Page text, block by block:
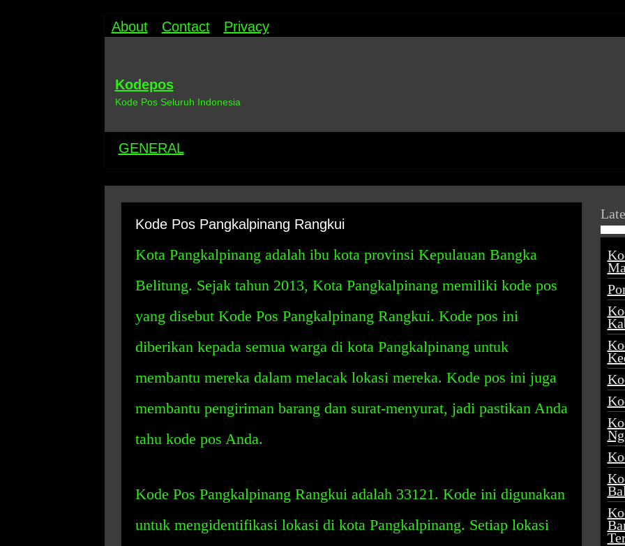
About Contact Privacy
Kodepos
Kode Pos Seluruh Indonesia
GENERAL
Kode Pos Pangkalpinang Rangkui
Kota Pangkalpinang adalah ibu kota provinsi Kepulauan Bangka
Belitung. Sejak tahun 2013, Kota Pangkalpinang memiliki kode pos
yang disebut Kode Pos Pangkalpinang Rangkui. Kode pos ini
diberikan kepada semua warga di kota Pangkalpinang untuk
membantu mereka dalam melacak lokasi mereka. Kode pos ini juga
membantu pengiriman barang dan surat-menyurat, jadi pastikan Anda
tahu kode pos Anda.
Kode Pos Pangkalpinang Rangkui adalah 33121. Kode ini digunakan
untuk mengidentifikasi lokasi di kota Pangkalpinang. Setiap lokasi